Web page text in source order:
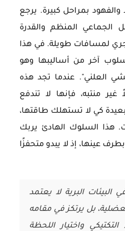
بمراحل كبيرة. يرجع
الجماعي المنظم والقدرة
لمسافات طويلة. في هذا
آخر من أساليبها وهو
العلني". عندما تجد هذه
غير منتبه، فإنها لا تندفع
كي لا تستهلك طاقتها،
هذا السلوك الهادئ يربك
عينها، إذ لا يبدو متحفزًا
البيئات البرية لا يعتمد
بل يرتكز في مقامه
واختيار اللحظة